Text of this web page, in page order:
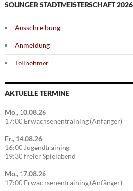
SOLINGER STADTMEISTERSCHAFT 2026
Ausschreibung
Anmeldung
Teilnehmer
AKTUELLE TERMINE
Mo., 10.08.26
17:00 Erwachsenentraining (Anfänger)
Fr., 14.08.26
16:00 Jugendtraining
19:30 freier Spielabend
Mo., 17.08.26
17:00 Erwachsenentraining (Anfänger)